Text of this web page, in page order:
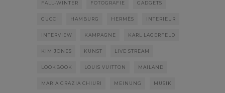
FALL-WINTER FOTOGRAFIE GADGETS
GUCCI HAMBURG HERMÈS INTERIEUR
INTERVIEW KAMPAGNE KARL LAGERFELD
KIM JONES KUNST LIVE STREAM
LOOKBOOK LOUIS VUITTON MAILAND
MARIA GRAZIA CHIURI MEINUNG MUSIK